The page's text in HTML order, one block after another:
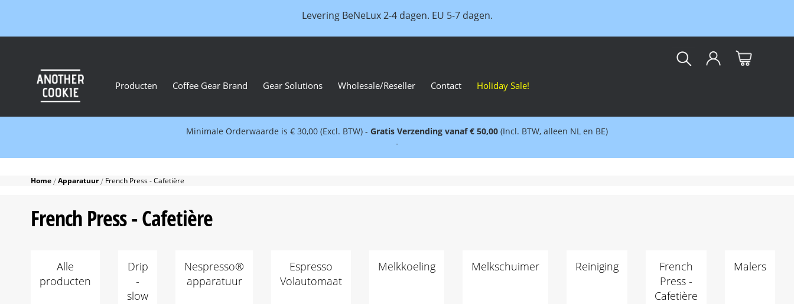
Levering BeNeLux 2-4 dagen. EU 5-7 dagen.
Producten Coffee Gear Brand Gear Solutions Wholesale/Reseller Contact Holiday Sale!
Minimale Orderwaarde is € 30,00 (Excl. BTW) - Gratis Verzending vanaf € 50,00 (Incl. BTW, alleen NL en BE)
-
Home Apparatuur French Press - Cafetière
French Press - Cafetière
Alle
producten
Drip
-
slow
Nespresso®
apparatuur
Espresso
Volautomaat
Melkkoeling Melkschuimer Reiniging
French
Press -
Cafetière
Malers